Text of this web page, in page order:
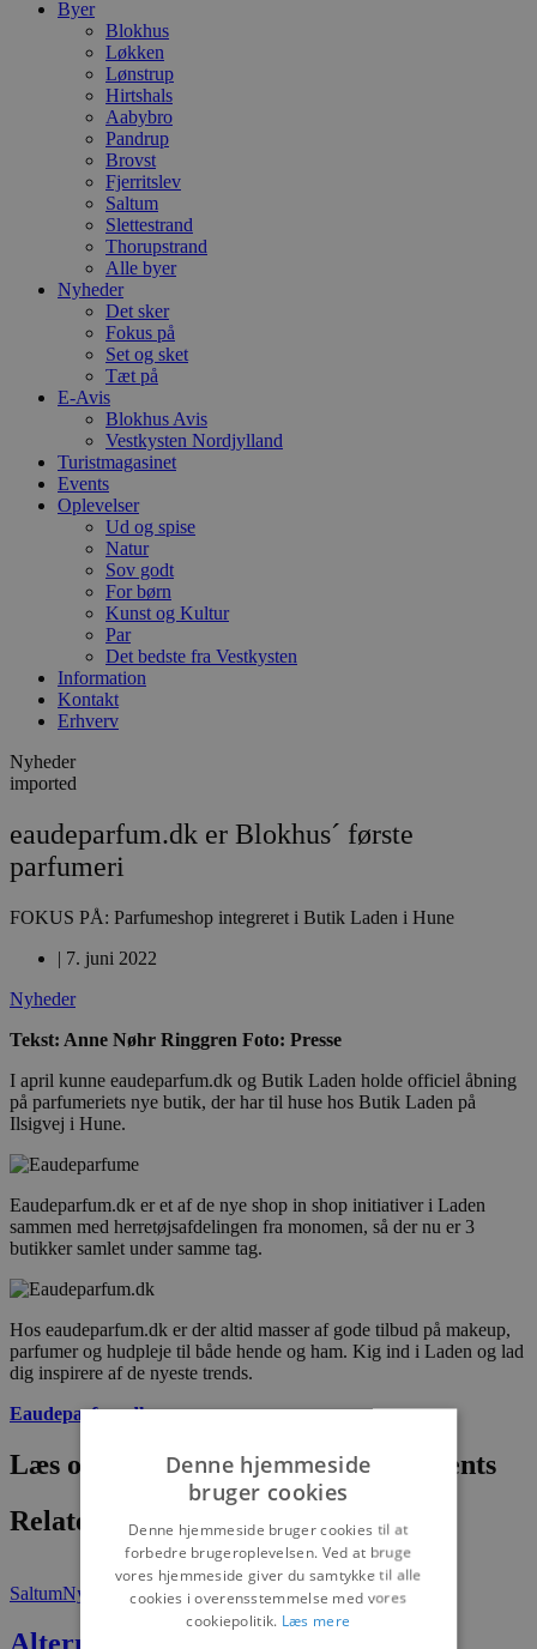
Byer
Blokhus
Løkken
Lønstrup
Hirtshals
Aabybro
Pandrup
Brovst
Fjerritslev
Saltum
Slettestrand
Thorupstrand
Alle byer
Nyheder
Det sker
Fokus på
Set og sket
Tæt på
E-Avis
Blokhus Avis
Vestkysten Nordjylland
Turistmagasinet
Events
Oplevelser
Ud og spise
Natur
Sov godt
For børn
Kunst og Kultur
Par
Det bedste fra Vestkysten
Information
Kontakt
Erhverv
Nyheder
imported
eaudeparfum.dk er Blokhus´ første
parfumeri
FOKUS PÅ: Parfumeshop integreret i Butik Laden i Hune
| 7. juni 2022
Nyheder
Tekst: Anne Nøhr Ringgren Foto: Presse
I april kunne eaudeparfum.dk og Butik Laden holde officiel åbning
på parfumeriets nye butik, der har til huse hos Butik Laden på
Ilsigvej i Hune.
Eaudeparfum.dk er et af de nye shop in shop initiativer i Laden
sammen med herretøjsafdelingen fra monomen, så der nu er 3
butikker samlet under samme tag.
Hos eaudeparfum.dk er der altid masser af gode tilbud på makeup,
parfumer og hudpleje til både hende og ham. Kig ind i Laden og lad
dig inspirere af de nyeste trends.
Eaudeparfum.dk
Læs om fantastiske oplevelser og events
Relaterede artikler
SaltumNyheder
Denne hjemmeside
bruger cookies
Denne hjemmeside bruger cookies til at
forbedre brugeroplevelsen. Ved at bruge
vores hjemmeside giver du samtykke til alle
cookies i overensstemmelse med vores
cookiepolitik. Læs mere